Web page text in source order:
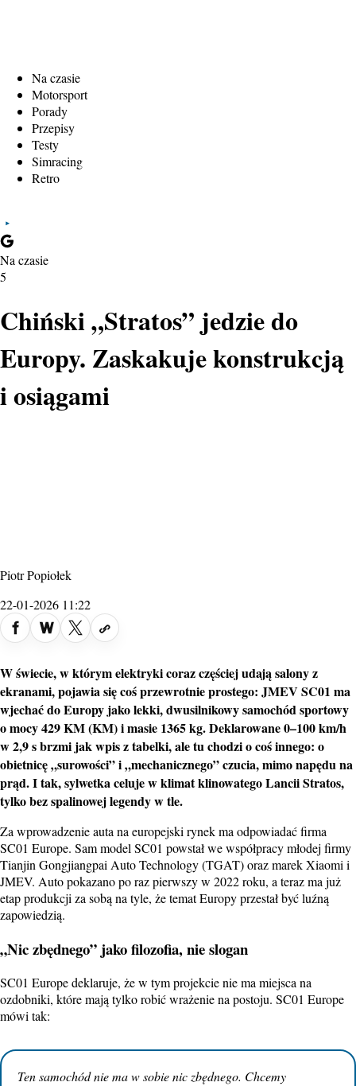
Na czasie
Motorsport
Porady
Przepisy
Testy
Simracing
Retro
Na czasie
5
Chiński „Stratos” jedzie do
Europy. Zaskakuje konstrukcją
i osiągami
Piotr Popiołek
22-01-2026 11:22
W świecie, w którym elektryki coraz częściej udają salony z
ekranami, pojawia się coś przewrotnie prostego: JMEV SC01 ma
wjechać do Europy jako lekki, dwusilnikowy samochód sportowy
o mocy 429 KM (KM) i masie 1365 kg. Deklarowane 0–100 km/h
w 2,9 s brzmi jak wpis z tabelki, ale tu chodzi o coś innego: o
obietnicę „surowości” i „mechanicznego” czucia, mimo napędu na
prąd. I tak, sylwetka celuje w klimat klinowatego Lancii Stratos,
tylko bez spalinowej legendy w tle.
Za wprowadzenie auta na europejski rynek ma odpowiadać firma
SC01 Europe. Sam model SC01 powstał we współpracy młodej firmy
Tianjin Gongjiangpai Auto Technology (TGAT) oraz marek Xiaomi i
JMEV. Auto pokazano po raz pierwszy w 2022 roku, a teraz ma już
etap produkcji za sobą na tyle, że temat Europy przestał być luźną
zapowiedzią.
„Nic zbędnego” jako filozofia, nie slogan
SC01 Europe deklaruje, że w tym projekcie nie ma miejsca na
ozdobniki, które mają tylko robić wrażenie na postoju. SC01 Europe
mówi tak:
Ten samochód nie ma w sobie nic zbędnego. Chcemy